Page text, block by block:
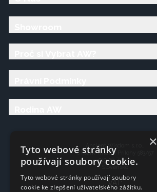
Ancient Wisdom s.r.o.,
CTpark Trnava, Prílohy 583/57
919 26 Zavar
VAT:
×
Tyto webové stránky
používají soubory cookie.
Tyto webové stránky používají soubory
cookie ke zlepšení uživatelského zážitku.